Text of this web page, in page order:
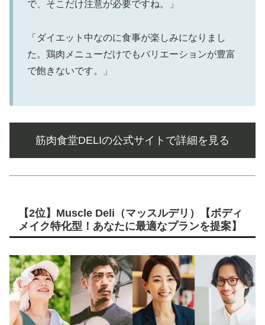
で、そこだけ注意が必要ですね。」
「ダイエット中なのに食事が楽しみになりまし
た。鶏肉メニューだけでもバリエーションが豊富
で飽きないです。」
筋肉食堂DELIの公式サイトで詳細を見る
【2位】Muscle Deli（マッスルデリ）【ボディ
メイク特化型！あなたに最適なプランを提案】